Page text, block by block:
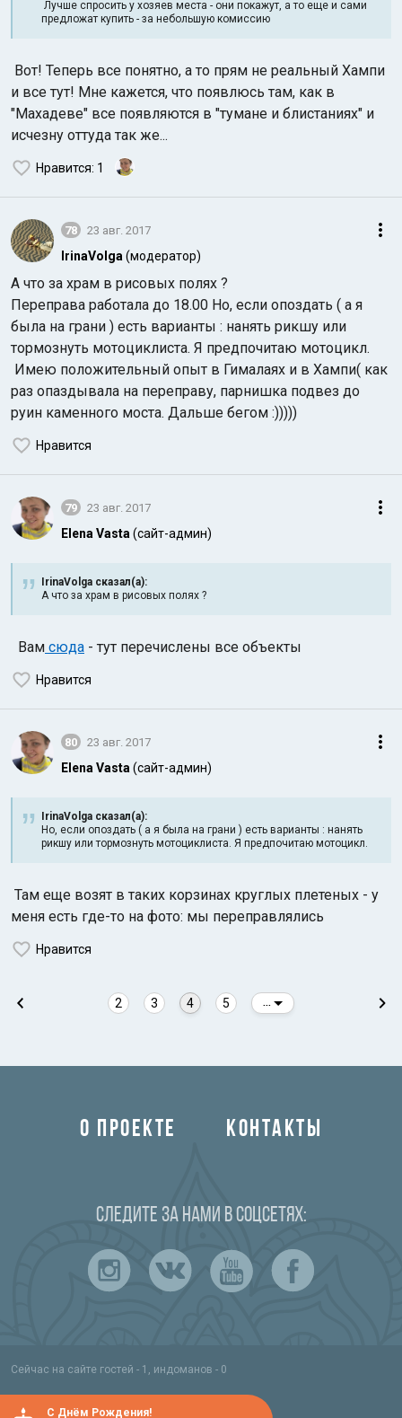
Лучше спросить у хозяев места - они покажут, а то еще и сами
предложат купить - за небольшую комиссию
Вот! Теперь все понятно, а то прям не реальный Хампи
и все тут! Мне кажется, что появлюсь там, как в
"Махадеве" все появляются в "тумане и блистаниях" и
исчезну оттуда так же...
Нравится: 1
78 23 авг. 2017
IrinaVolga (модератор)
А что за храм в рисовых полях ?
Переправа работала до 18.00 Но, если опоздать ( а я
была на грани ) есть варианты : нанять рикшу или
тормознуть мотоциклиста. Я предпочитаю мотоцикл.
Имею положительный опыт в Гималаях и в Хампи( как
раз опаздывала на переправу, парнишка подвез до
руин каменного моста. Дальше бегом :)))))
Нравится
79 23 авг. 2017
Elena Vasta (сайт-админ)
IrinaVolga сказал(а):
А что за храм в рисовых полях ?
Вам сюда - тут перечислены все объекты
Нравится
80 23 авг. 2017
Elena Vasta (сайт-админ)
IrinaVolga сказал(а):
Но, если опоздать ( а я была на грани ) есть варианты : нанять
рикшу или тормознуть мотоциклиста. Я предпочитаю мотоцикл.
Там еще возят в таких корзинах круглых плетеных - у
меня есть где-то на фото: мы переправлялись
Нравится
2 3 4 5
О ПРОЕКТЕ КОНТАКТЫ
Следите за нами в соцсетях:
Сейчас на сайте гостей - 1, индоманов - 0
C Днём Рождения!